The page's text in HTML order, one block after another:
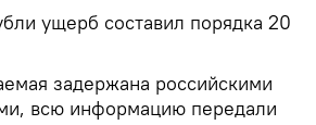
ущерб составил порядка 20
задержана российскими
всю информацию передали